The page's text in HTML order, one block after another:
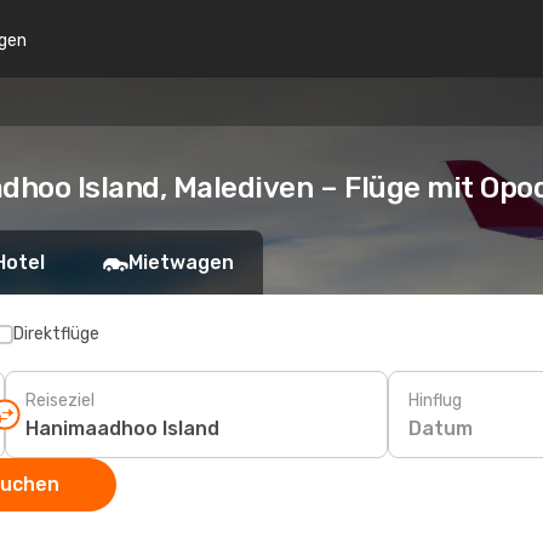
Island, Malediven – Flüge mit
Mietwagen
Direktflüge
Reiseziel Hinflug
Datum